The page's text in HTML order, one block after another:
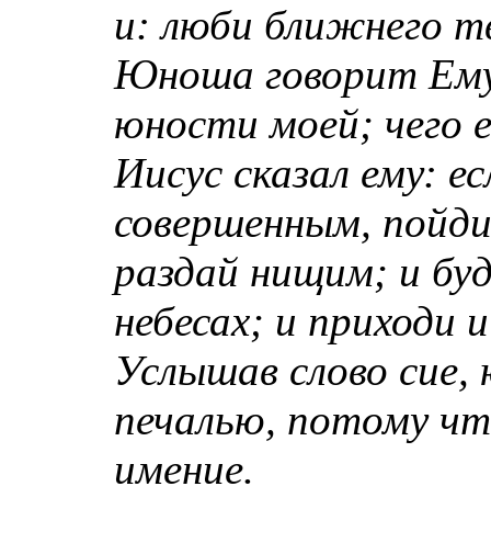
и: люби ближнего
Юноша говорит
юности моей; чего
Иисус сказал ему:
совершенным,
раздай нищим; и
небесах; и приходи
Услышав слово
печалью, потому
имение.